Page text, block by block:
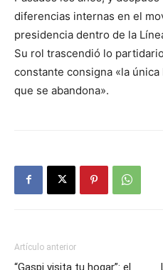
diferencias internas en el
presidencia dentro de la
Su rol trascendió lo
constante consigna «la
que se abandona».
Artículo anterior
“Gaspi visita tu hogar”: el